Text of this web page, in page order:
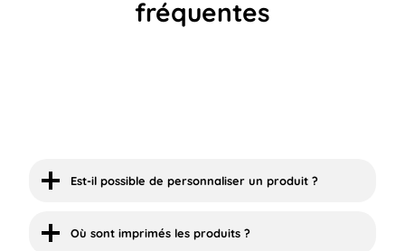
fréquentes
Est-il possible de personnaliser un produit ?
Où sont imprimés les produits ?